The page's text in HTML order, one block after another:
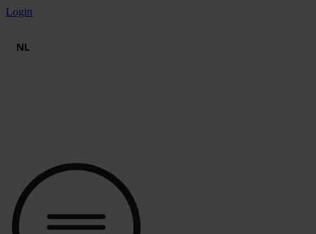
Spring
inhoud
Login
NL